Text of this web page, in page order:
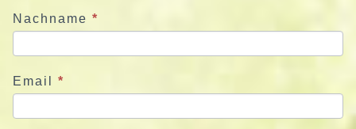
e
t
Nachname *
Email *